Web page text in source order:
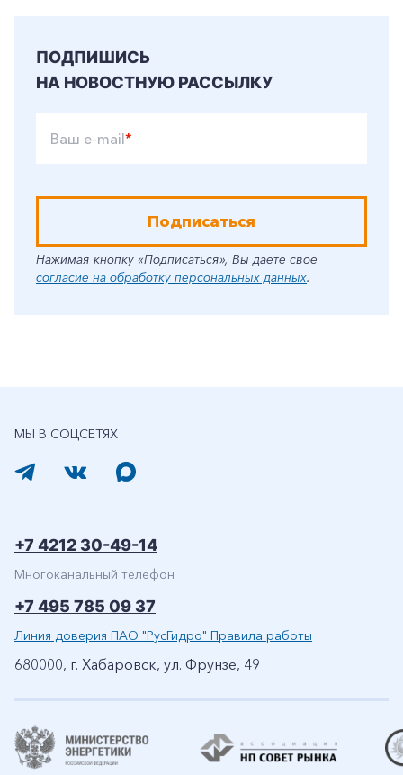
ПОДПИШИСЬ
НА НОВОСТНУЮ РАССЫЛКУ
Ваш e-mail*
Подписаться
Нажимая кнопку «Подписаться», Вы даете свое
согласие на обработку персональных данных.
МЫ В СОЦСЕТЯХ
+7 4212 30-49-14
Многоканальный телефон
+7 495 785 09 37
Линия доверия ПАО "РусГидро" Правила работы
680000, г. Хабаровск, ул. Фрунзе, 49